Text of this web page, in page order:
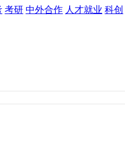
考研 中外合作 人才就业 科创